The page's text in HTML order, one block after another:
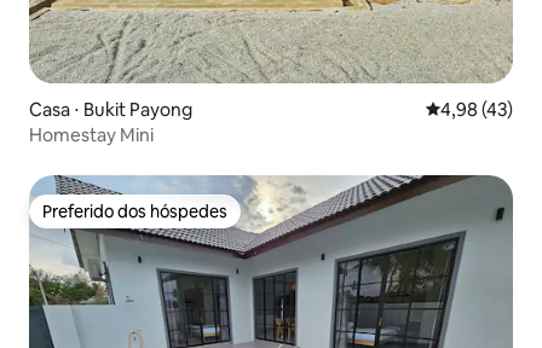
Casa ⋅ Bukit Payong 4,98 de uma
4,98 (43)
Homestay Mini
Preferido dos hóspedes
Preferido dos hóspedes